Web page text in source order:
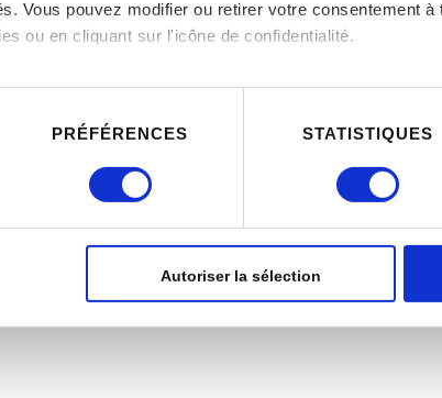
Vous pouvez modifier ou retirer votre consentement
ou en cliquant sur l'icône de confidentialité.
également :
sur votre localisation géographique qui peuvent être
l'analysant activement pour en relever les
ou retirer votre consentement à tout moment à partir
PRÉFÉRENCES STATISTIQUES
Autoriser la sélection